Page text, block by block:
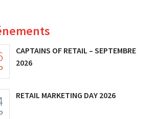
CAPTAINS OF RETAIL – SEPTEMBRE
2026
RETAIL MARKETING DAY 2026